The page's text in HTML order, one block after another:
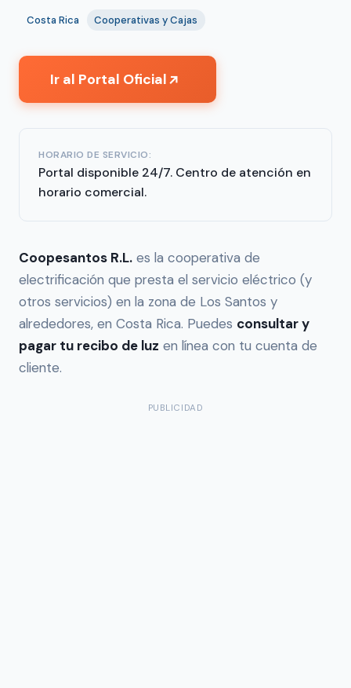
Costa Rica Cooperativas y Cajas
Ir al Portal Oficial↗
HORARIO DE SERVICIO:
Portal disponible 24/7. Centro de atención en
horario comercial.
Coopesantos R.L. es la cooperativa de
electrificación que presta el servicio eléctrico (y
otros servicios) en la zona de Los Santos y
alrededores, en Costa Rica. Puedes consultar y
pagar tu recibo de luz en línea con tu cuenta de
cliente.
PUBLICIDAD